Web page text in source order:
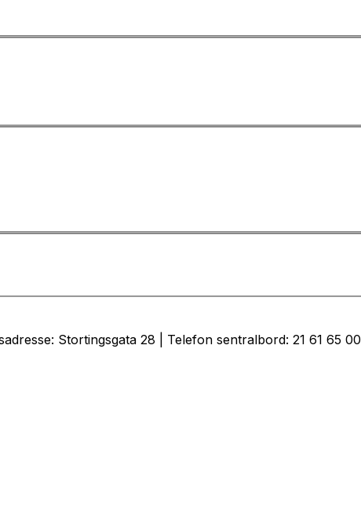
Stortingsgata 28 | Telefon sentralbord: 21 61 65 00